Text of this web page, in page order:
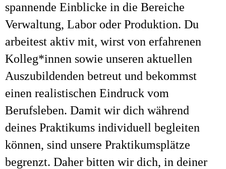
spannende Einblicke in die Bereiche
Verwaltung, Labor oder Produktion. Du
arbeitest aktiv mit, wirst von erfahrenen
Kolleg*innen sowie unseren aktuellen
Auszubildenden betreut und bekommst
einen realistischen Eindruck vom
Berufsleben. Damit wir dich während
deines Praktikums individuell begleiten
können, sind unsere Praktikumsplätze
begrenzt. Daher bitten wir dich, in deiner